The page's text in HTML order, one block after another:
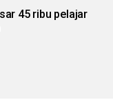
45 ribu pelajar